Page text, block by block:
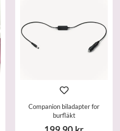
Companion biladapter for
burfläkt